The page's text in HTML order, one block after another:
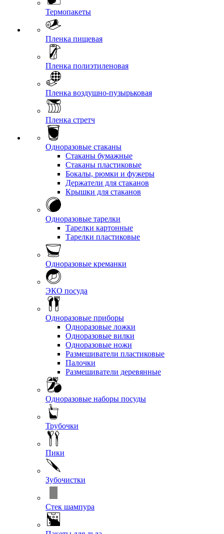
Термопакеты
Пленка пищевая
Пленка полиэтиленовая
Пленка воздушно-пузырьковая
Пленка стретч
Одноразовые стаканы
Стаканы бумажные
Стаканы пластиковые
Бокалы, рюмки и фужеры
Держатели для стаканов
Крышки для стаканов
Одноразовые тарелки
Тарелки картонные
Тарелки пластиковые
Одноразовые креманки
ЭКО посуда
Одноразовые приборы
Одноразовые ложки
Одноразовые вилки
Одноразовые ножи
Размешиватели пластиковые
Палочки
Размешиватели деревянные
Одноразовые наборы посуды
Трубочки
Пики
Зубочистки
Стек шампура